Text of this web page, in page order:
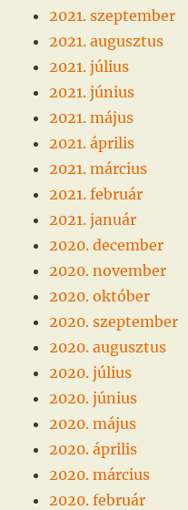
2021. szeptember
2021. augusztus
2021. július
2021. június
2021. május
2021. április
2021. március
2021. február
2021. január
2020. december
2020. november
2020. október
2020. szeptember
2020. augusztus
2020. július
2020. június
2020. május
2020. április
2020. március
2020. február